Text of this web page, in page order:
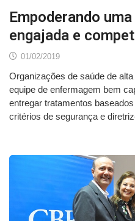
Empoderando
engajada e
01/02/2019
Organizações de saúde de
equipe de enfermagem bem
entregar tratamentos
critérios de segurança e